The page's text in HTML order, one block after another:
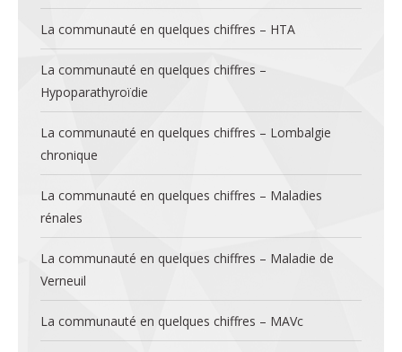
La communauté en quelques chiffres – HTA
La communauté en quelques chiffres –
Hypoparathyroïdie
La communauté en quelques chiffres – Lombalgie
chronique
La communauté en quelques chiffres – Maladies
rénales
La communauté en quelques chiffres – Maladie de
Verneuil
La communauté en quelques chiffres – MAVc